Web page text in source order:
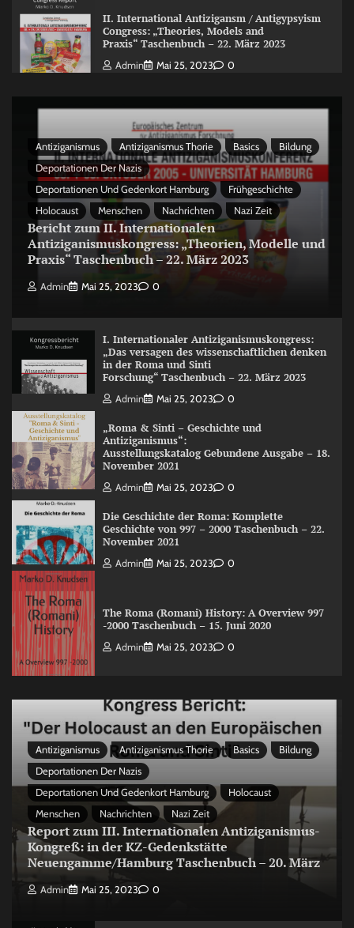
II. International Antizigansm / Antigypsyism
Congress: „Theories, Models and
Praxis“ Taschenbuch – 22. März 2023
Admin Mai 25, 2023 0
Antiziganismus Antiziganismus Thorie Basics
Bildung
Deportationen Der Nazis
Deportationen Und Gedenkort Hamburg
Frühgeschichte
Holocaust
Menschen Nachrichten Nazi Zeit
Bericht zum II. Internationalen
Antiziganismuskongress: „Theorien, Modelle und
Praxis“ Taschenbuch – 22. März 2023
Admin Mai 25, 2023 0
I. Internationaler Antiziganismuskongress:
„Das versagen des wissenschaftlichen denken
in der Roma und Sinti
Forschung“ Taschenbuch – 22. März 2023
Admin Mai 25, 2023 0
„Roma & Sinti – Geschichte und
Antiziganismus“:
Ausstellungskatalog Gebundene Ausgabe – 18.
November 2021
Admin Mai 25, 2023 0
Die Geschichte der Roma: Komplette
Geschichte von 997 – 2000 Taschenbuch – 22.
November 2021
Admin Mai 25, 2023 0
The Roma (Romani) History: A Overview 997
-2000 Taschenbuch – 15. Juni 2020
Admin Mai 25, 2023 0
Antiziganismus Antiziganismus Thorie Basics
Bildung
Deportationen Der Nazis
Deportationen Und Gedenkort Hamburg
Holocaust
Menschen
Nachrichten Nazi Zeit
Report zum III. Internationalen Antiziganismus-
Kongreß: in der KZ-Gedenkstätte
Neuengamme/Hamburg Taschenbuch – 20. März
Admin Mai 25, 2023 0